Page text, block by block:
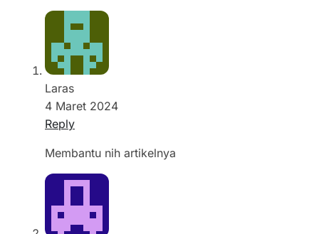
Laras
4 Maret 2024
Reply
Membantu nih artikelnya